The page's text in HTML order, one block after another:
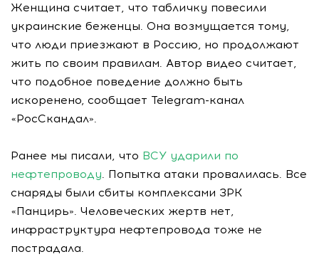
Женщина считает, что табличку повесили
украинские беженцы. Она возмущается тому,
что люди приезжают в Россию, но продолжают
жить по своим правилам. Автор видео считает,
что подобное поведение должно быть
искоренено, сообщает Telegram-канал
«РосСкандал».
Ранее мы писали, что ВСУ ударили по
нефтепроводу. Попытка атаки провалилась. Все
снаряды были сбиты комплексами ЗРК
«Панцирь». Человеческих жертв нет,
инфраструктура нефтепровода тоже не
пострадала.